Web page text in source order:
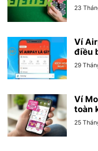
23
Ví
điều
29
Ví
toàn
25